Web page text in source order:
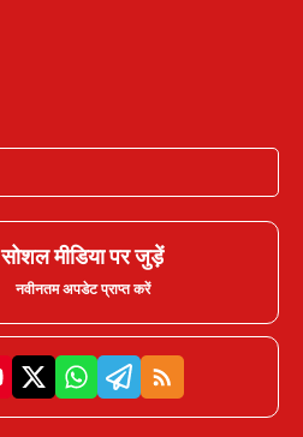
सोशल मीडिया पर जुड़ें
नवीनतम अपडेट प्राप्त करें